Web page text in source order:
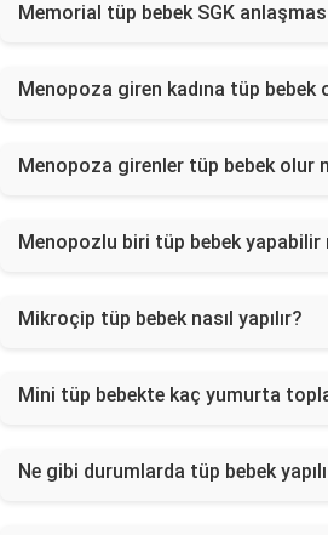
Memorial tüp bebek SGK
Menopoza giren kadına tüp bebek
Menopoza girenler tüp bebek olur
Menopozlu biri tüp bebek yapabilir
Mikroçip tüp bebek nasıl yapılır?
Mini tüp bebekte kaç yumurta
Ne gibi durumlarda tüp bebek